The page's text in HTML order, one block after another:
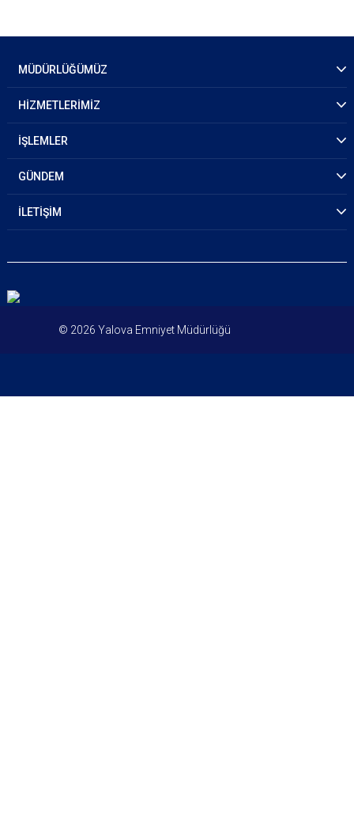
MÜDÜRLÜĞÜMÜZ
HİZMETLERİMİZ
İŞLEMLER
GÜNDEM
İLETİŞİM
© 2026 Yalova Emniyet Müdürlüğü